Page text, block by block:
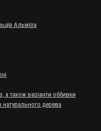
Альміра
а також варіанти оббивки
дерева